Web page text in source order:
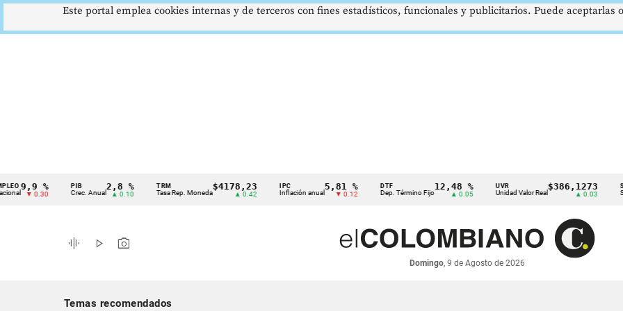
Cintillo
indicadores
económicos
%
▼ 0.30
PIB
Crec. Anual
2,8 %
▲ 0.10
TRM
Tasa Rep. Moneda
$4178,23
▲ 0.42
IPC
Inflación anual
5,81 %
▼ 0.12
DTF
Dep. Término Fijo
12,48 %
▲ 0.05
UVR
Unidad Valor Real
$386,1273 SMMLV
Salario
graphic_eq play_arrow photo_camera
Domingo, 9 de Agosto de 2026
Temas recomendados
Este portal emplea cookies internas y de terceros con fines estadísticos, funcionales y publicitarios. Puede aceptarlas